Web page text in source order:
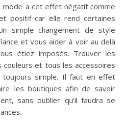
mode a cet effet négatif comme
positif car elle rend certaines
simple changement de style
et vous aider à voir au delà
étiez imposés. Trouver les
et tous les accessoires
toujours simple. Il faut en effet
les boutiques afin de savoir
sans oublier qu’il faudra se